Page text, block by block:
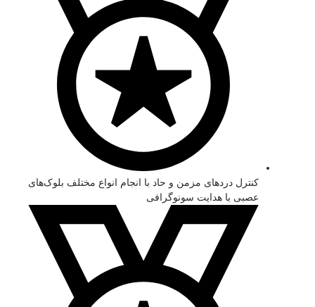
کنترل دردهای مزمن و حاد با انجام انواع مختلف بلوک‌های
عصبی با هدایت سونوگرافی